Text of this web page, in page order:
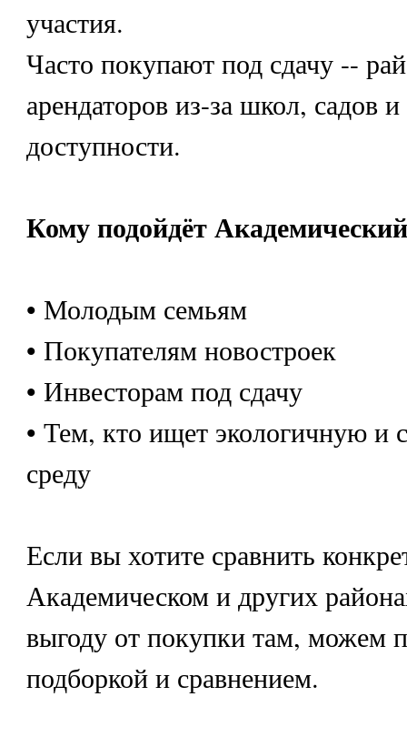
участия.
Часто покупают под сдачу --
арендаторов из-за школ, садов
доступности.
Кому подойдёт
• Молодым семьям
• Покупателям новостроек
• Инвесторам под сдачу
• Тем, кто ищет экологичную и
среду
Если вы хотите сравнить
Академическом и других
выгоду от покупки там, можем
подборкой и сравнением.